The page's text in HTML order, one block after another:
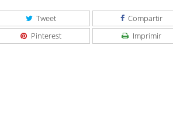
Tweet
Compartir
Pinterest
Imprimir